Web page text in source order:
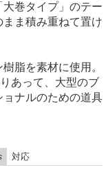
巻タイプ」のテー
ま積み重ねて置け
脂を素材に使用。
あって、大型のブ
ナルのための道具
対応